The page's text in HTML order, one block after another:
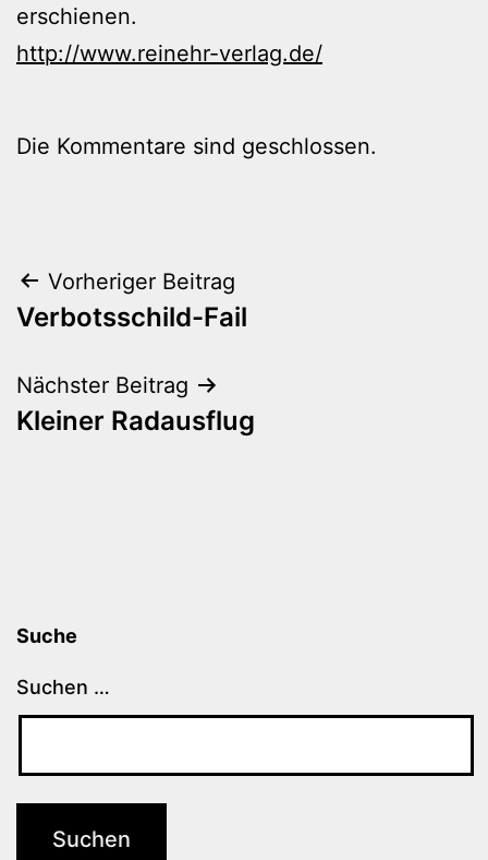
erschienen.
http://www.reinehr-verlag.de/
Die Kommentare sind geschlossen.
Beitragsnavigation
Vorheriger Beitrag
Verbotsschild-Fail
Nächster Beitrag
Kleiner Radausflug
Suche
Suchen …